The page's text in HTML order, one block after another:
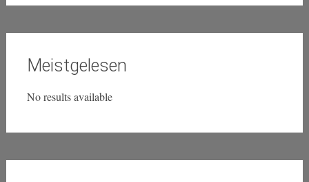
Meistgelesen
No results available